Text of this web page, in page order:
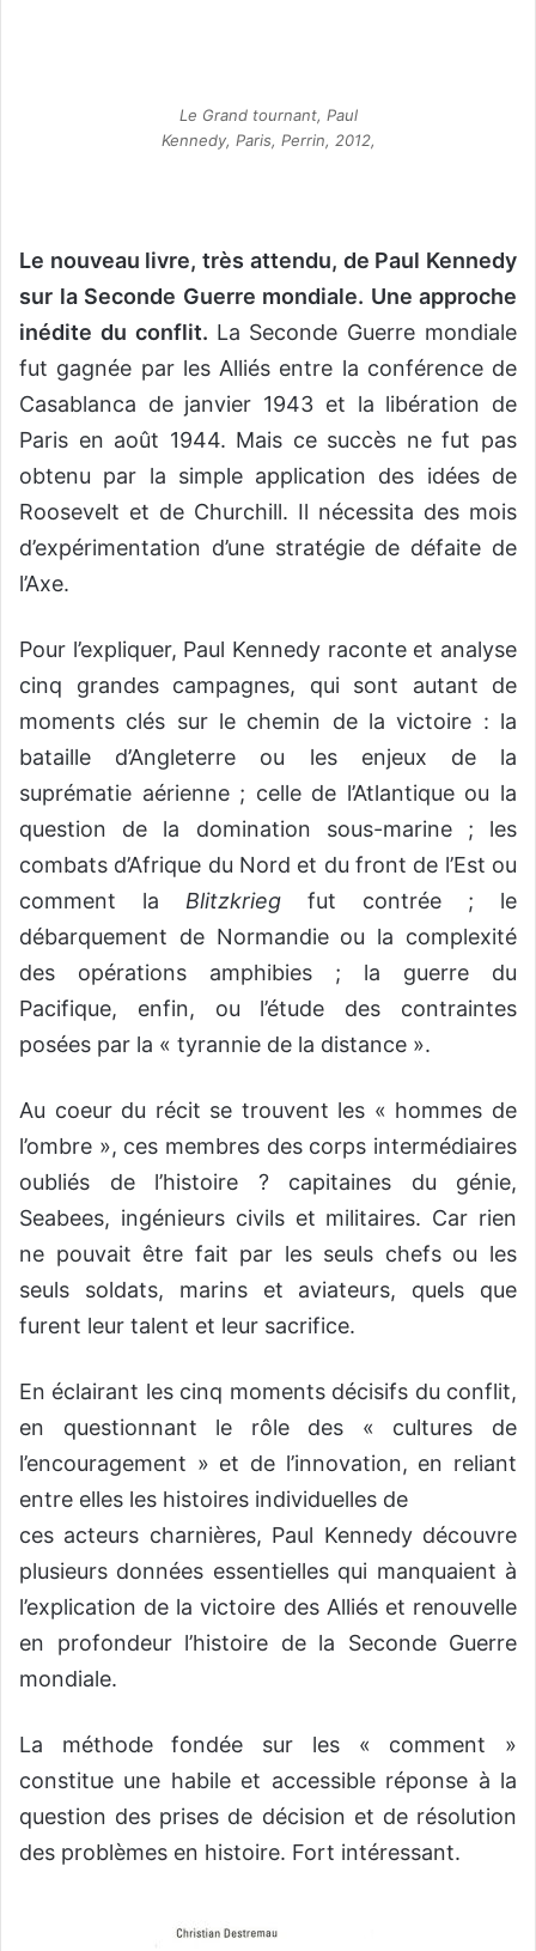
Le Grand tournant, Paul
Kennedy, Paris, Perrin, 2012,
Le nouveau livre, très attendu, de Paul Kennedy
sur la Seconde Guerre mondiale. Une approche
inédite du conflit. La Seconde Guerre mondiale
fut gagnée par les Alliés entre la conférence de
Casablanca de janvier 1943 et la libération de
Paris en août 1944. Mais ce succès ne fut pas
obtenu par la simple application des idées de
Roosevelt et de Churchill. Il nécessita des mois
d’expérimentation d’une stratégie de défaite de
l’Axe.
Pour l’expliquer, Paul Kennedy raconte et analyse
cinq grandes campagnes, qui sont autant de
moments clés sur le chemin de la victoire : la
bataille d’Angleterre ou les enjeux de la
suprématie aérienne ; celle de l’Atlantique ou la
question de la domination sous-marine ; les
combats d’Afrique du Nord et du front de l’Est ou
comment la Blitzkrieg fut contrée ; le
débarquement de Normandie ou la complexité
des opérations amphibies ; la guerre du
Pacifique, enfin, ou l’étude des contraintes
posées par la « tyrannie de la distance ».
Au coeur du récit se trouvent les « hommes de
l’ombre », ces membres des corps intermédiaires
oubliés de l’histoire ? capitaines du génie,
Seabees, ingénieurs civils et militaires. Car rien
ne pouvait être fait par les seuls chefs ou les
seuls soldats, marins et aviateurs, quels que
furent leur talent et leur sacrifice.
En éclairant les cinq moments décisifs du conflit,
en questionnant le rôle des « cultures de
l’encouragement » et de l’innovation, en reliant
entre elles les histoires individuelles de
ces acteurs charnières, Paul Kennedy découvre
plusieurs données essentielles qui manquaient à
l’explication de la victoire des Alliés et renouvelle
en profondeur l’histoire de la Seconde Guerre
mondiale.
La méthode fondée sur les « comment »
constitue une habile et accessible réponse à la
question des prises de décision et de résolution
des problèmes en histoire. Fort intéressant.